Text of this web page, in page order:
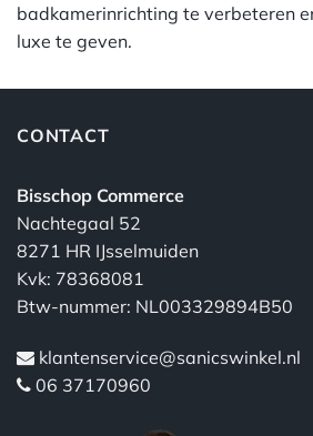
badkamerinrichting te verbeteren
luxe te geven.
CONTACT
Bisschop Commerce
Nachtegaal 52
8271 HR IJsselmuiden
Kvk: 78368081
Btw-nummer: NL003329894B50
klantenservice@sanicswinkel.nl
06 37170960